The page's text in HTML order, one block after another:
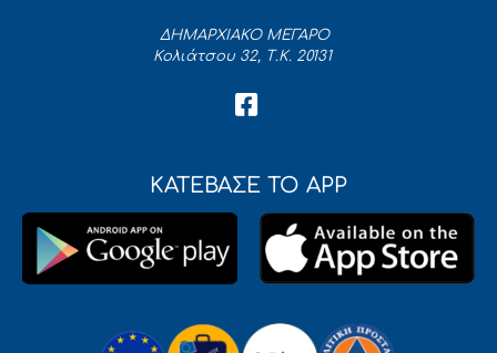
ΔΗΜΑΡΧΙΑΚΟ ΜΕΓΑΡΟ
Κολιάτσου 32, Τ.Κ. 20131
ΚΑΤΕΒΑΣΕ ΤΟ APP